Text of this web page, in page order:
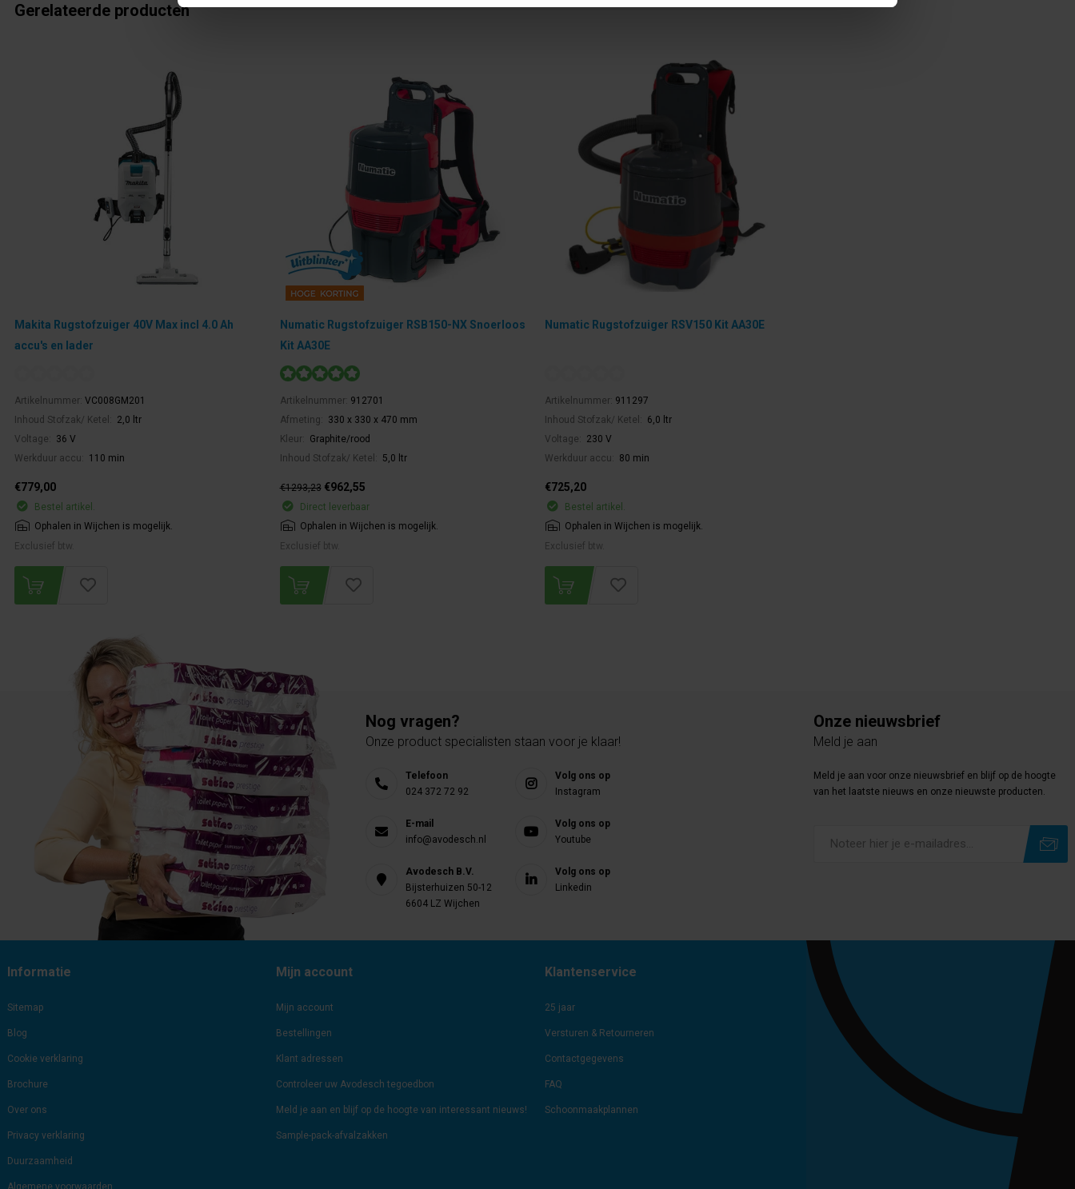
Gerelateerde producten
Makita Rugstofzuiger 40V Max incl 4.0 Ah
accu's en lader
Artikelnummer: VC008GM201
Inhoud Stofzak/ Ketel:
2,0 ltr
Voltage:
36 V
Werkduur accu:
110 min
€779,00
Bestel artikel.
Ophalen in Wijchen is mogelijk.
Exclusief btw.
Numatic Rugstofzuiger RSB150-NX Snoerloos
Kit AA30E
Artikelnummer: 912701
Afmeting:
330 x 330 x 470 mm
Kleur:
Graphite/rood
Inhoud Stofzak/ Ketel:
5,0 ltr
€1293,23 €962,55
Direct leverbaar
Ophalen in Wijchen is mogelijk.
Exclusief btw.
Numatic Rugstofzuiger RSV150 Kit AA30E
Artikelnummer: 911297
Inhoud Stofzak/ Ketel:
6,0 ltr
Voltage:
230 V
Werkduur accu:
80 min
€725,20
Bestel artikel.
Ophalen in Wijchen is mogelijk.
Exclusief btw.
Nog vragen?
Onze product specialisten staan voor je klaar!
Telefoon
024 372 72 92
E-mail
info@avodesch.nl
Avodesch B.V.
Bijsterhuizen 50-12
6604 LZ Wijchen
Volg ons op
Instagram
Volg ons op
Youtube
Volg ons op
Linkedin
Onze nieuwsbrief
Meld je aan
Meld je aan voor onze nieuwsbrief en blijf op de hoogte
van het laatste nieuws en onze nieuwste producten.
Informatie
Sitemap
Blog
Cookie verklaring
Brochure
Over ons
Privacy verklaring
Duurzaamheid
Algemene voorwaarden
Mijn account
Mijn account
Bestellingen
Klant adressen
Controleer uw Avodesch tegoedbon
Meld je aan en blijf op de hoogte van interessant nieuws!
Sample-pack-afvalzakken
Klantenservice
25 jaar
Versturen & Retourneren
Contactgegevens
FAQ
Schoonmaakplannen